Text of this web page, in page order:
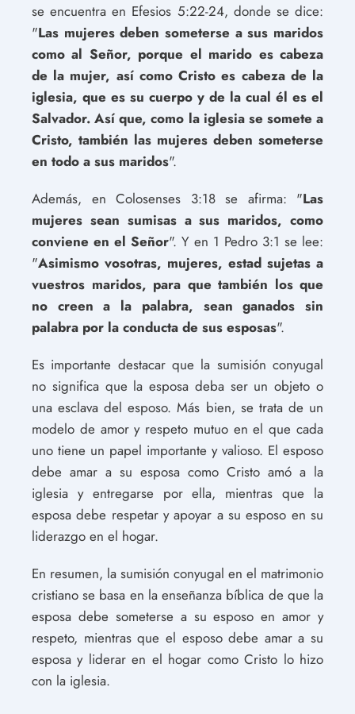
se encuentra en Efesios 5:22-24, donde se dice:
"Las mujeres deben someterse a sus maridos
como al Señor, porque el marido es cabeza
de la mujer, así como Cristo es cabeza de la
iglesia, que es su cuerpo y de la cual él es el
Salvador. Así que, como la iglesia se somete a
Cristo, también las mujeres deben someterse
en todo a sus maridos".
Además, en Colosenses 3:18 se afirma: "Las
mujeres sean sumisas a sus maridos, como
conviene en el Señor". Y en 1 Pedro 3:1 se lee:
"Asimismo vosotras, mujeres, estad sujetas a
vuestros maridos, para que también los que
no creen a la palabra, sean ganados sin
palabra por la conducta de sus esposas".
Es importante destacar que la sumisión conyugal
no significa que la esposa deba ser un objeto o
una esclava del esposo. Más bien, se trata de un
modelo de amor y respeto mutuo en el que cada
uno tiene un papel importante y valioso. El esposo
debe amar a su esposa como Cristo amó a la
iglesia y entregarse por ella, mientras que la
esposa debe respetar y apoyar a su esposo en su
liderazgo en el hogar.
En resumen, la sumisión conyugal en el matrimonio
cristiano se basa en la enseñanza bíblica de que la
esposa debe someterse a su esposo en amor y
respeto, mientras que el esposo debe amar a su
esposa y liderar en el hogar como Cristo lo hizo
con la iglesia.